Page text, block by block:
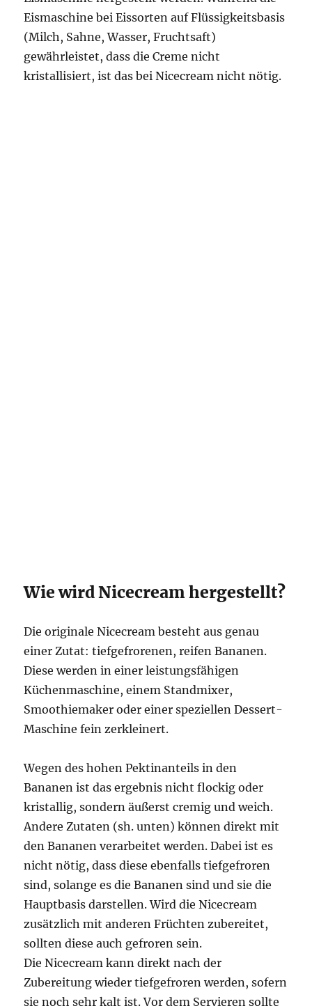
Eismaschine bei Eissorten auf Flüssigkeitsbasis
(Milch, Sahne, Wasser, Fruchtsaft)
gewährleistet, dass die Creme nicht
kristallisiert, ist das bei Nicecream nicht nötig.
Wie wird Nicecream hergestellt?
Die originale Nicecream besteht aus genau
einer Zutat: tiefgefrorenen, reifen Bananen.
Diese werden in einer leistungsfähigen
Küchenmaschine, einem Standmixer,
Smoothiemaker oder einer speziellen Dessert-
Maschine fein zerkleinert.
Wegen des hohen Pektinanteils in den
Bananen ist das ergebnis nicht flockig oder
kristallig, sondern äußerst cremig und weich.
Andere Zutaten (sh. unten) können direkt mit
den Bananen verarbeitet werden. Dabei ist es
nicht nötig, dass diese ebenfalls tiefgefroren
sind, solange es die Bananen sind und sie die
Hauptbasis darstellen. Wird die Nicecream
zusätzlich mit anderen Früchten zubereitet,
sollten diese auch gefroren sein.
Die Nicecream kann direkt nach der
Zubereitung wieder tiefgefroren werden, sofern
sie noch sehr kalt ist. Vor dem Servieren sollte